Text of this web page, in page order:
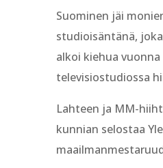
Suominen jäi
studioisäntänä,
alkoi kiehua
televisiostudiossa
Lahteen ja MM-
kunnian selostaa